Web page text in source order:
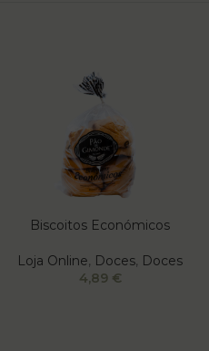
Biscoitos Económicos
Loja Online, Doces, Doces
4,89 €